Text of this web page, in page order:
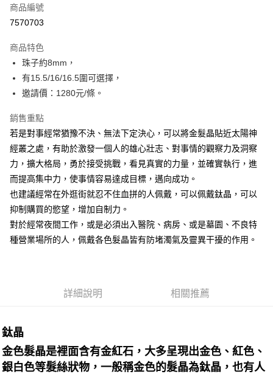
超商取貨付款
Apple Pay
街口支付
ATM付款
全家取貨付款
每筆NT$80，滿NT$3,000(含以上)免運費
7-11取貨付款
郵局幫你送（離島）
付款後門市自取
免運費
商品編號
7570703
商品特色
⁡珠子約8mm，
有15.5/16/16.5圍可選擇，
邀請價：1280元/條。
銷售重點
若是對事經常猶豫不決、無法下定決心，可以將金髮晶貼近太陽神
經叢之處，有助於激發一個人的雄心壯志、對事情的觀察力及洞察
力，擴大格局，勇於接受挑戰，看見真實的力量，並確實執行，進
而提高集中力，使事情容易達成目標，邁向成功。
也建議經常在外逛街就忍不住血拼的人佩戴，可以佩戴鈦晶，可以
抑制購買的慾望，增加自制力。
對於經常夜間工作，或是必須出入醫院、病房、或是墓園、不良特
種營業場所的人，佩戴各色髮晶皆有防堵濁氣及靈異干擾的作用。
詳細說明 相關推薦
鈦晶
金色髮晶是裡面含有金紅石，大多呈現出金色、紅色、
銀白色等髮絲狀物，一般稱金色的髮晶為鈦晶，也有人